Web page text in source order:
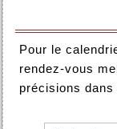
Pour le
rendez-vous
précisions